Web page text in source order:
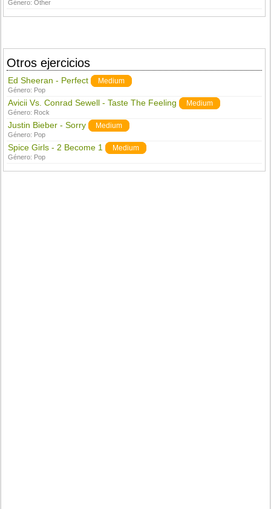
Género:Other
Otros ejercicios
Ed Sheeran - Perfect Medium
Género: Pop
Avicii Vs. Conrad Sewell - Taste The Feeling Medium
Género: Rock
Justin Bieber - Sorry Medium
Género: Pop
Spice Girls - 2 Become 1 Medium
Género: Pop